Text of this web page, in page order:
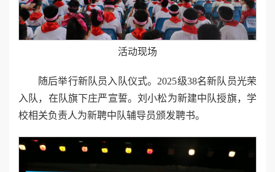
活动现场
随后举行新队员入队仪式。2025级38名新队员光荣
入队，在队旗下庄严宣誓。刘小松为新建中队授旗，学
校相关负责人为新聘中队辅导员颁发聘书。